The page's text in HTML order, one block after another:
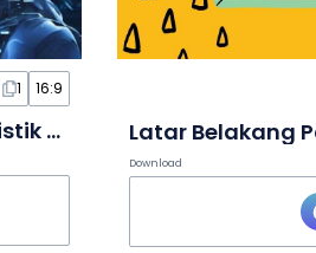
1 16:9
Presentasi teknologi AI cyber-futuristik dalam Slide
Download